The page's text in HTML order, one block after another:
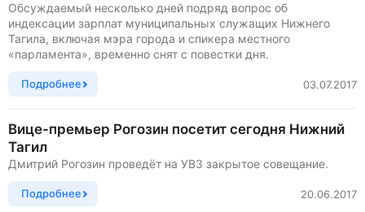
Обсуждаемый несколько дней подряд вопрос об
индексации зарплат муниципальных служащих Нижнего
Тагила, включая мэра города и спикера местного
«парламента», временно снят с повестки дня.
Подробнее 03.07.2017
Вице-премьер Рогозин посетит сегодня Нижний
Тагил
Дмитрий Рогозин проведёт на УВЗ закрытое совещание.
Подробнее 20.06.2017